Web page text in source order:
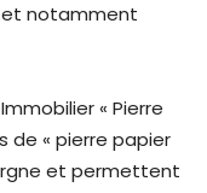
notamment
« Pierre
de « pierre papier
et permettent